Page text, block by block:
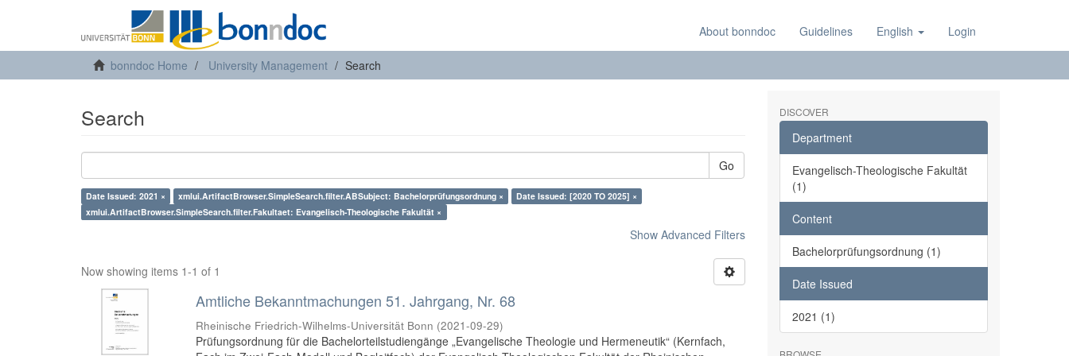
About bonndoc Guidelines English Login
bonndoc Home University Management Search
Search
Go
Date Issued: 2021 × xmlui.ArtifactBrowser.SimpleSearch.filter.ABSubject: Bachelorprüfungsordnung ×
Date Issued: [2020 TO 2025] ×
xmlui.ArtifactBrowser.SimpleSearch.filter.Fakultaet: Evangelisch-Theologische Fakultät ×
Show Advanced Filters
Now showing items 1-1 of 1
Amtliche Bekanntmachungen 51. Jahrgang, Nr. 68
Rheinische Friedrich-Wilhelms-Universität Bonn (2021-09-29)
Prüfungsordnung für die Bachelorteilstudiengänge „Evangelische Theologie und Hermeneutik“ (Kernfach,
DISCOVER
Department
Evangelisch-Theologische Fakultät
(1)
Content
Bachelorprüfungsordnung (1)
Date Issued
2021 (1)